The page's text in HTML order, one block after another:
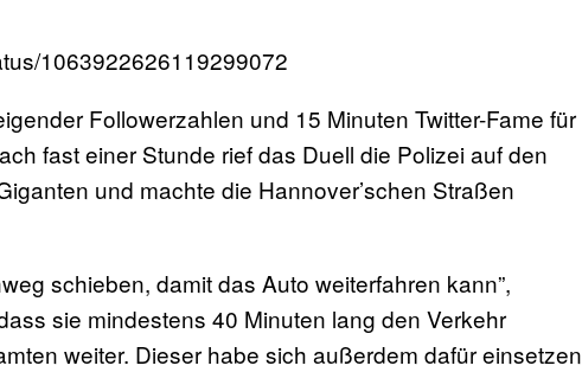
1063922626119299072
Followerzahlen und 15 Minuten Twitter-Fame für
fast einer Stunde rief das Duell die Polizei auf den
und machte die Hannover’schen Straßen
schieben, damit das Auto weiterfahren kann”,
sie mindestens 40 Minuten lang den Verkehr
weiter. Dieser habe sich außerdem dafür einsetzen